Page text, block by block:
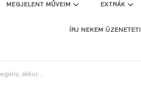
MEGJELENT MŰVEIM EXTRÁK
ÍRJ NEKEM ÜZENETET!
akkor…